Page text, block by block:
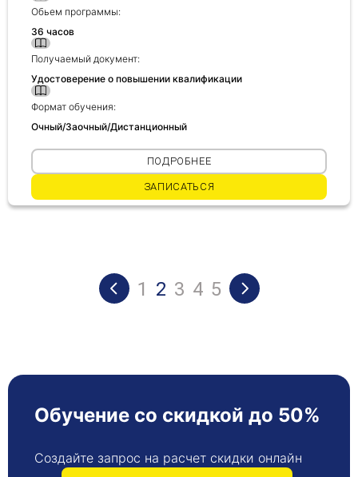
Обьем программы:
36 часов
Получаемый документ:
Удостоверение о повышении квалификации
Формат обучения:
Очный/Заочный/Дистанционный
ПОДРОБНЕЕ
ЗАПИСАТЬСЯ
1 2 3 4 5
Обучение со скидкой до 50%
Создайте запрос на расчет скидки онлайн